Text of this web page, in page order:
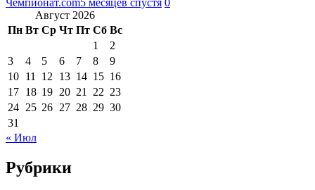
Август 2026
Пн Вт Ср Чт Пт Сб Вс
1
2
3
4 5 6 7 8
9
10 11 12 13 14 15 16
17 18 19 20 21 22 23
24 25 26 27 28 29 30
31
« Июл
Рубрики